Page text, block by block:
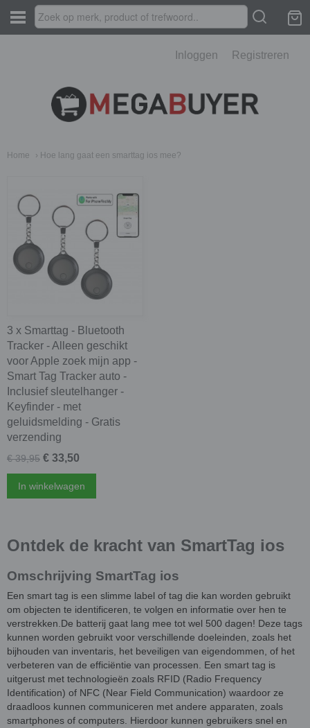
Inloggen Registreren
Home › Hoe lang gaat een smarttag ios mee?
3 x Smarttag - Bluetooth
Tracker - Alleen geschikt
voor Apple zoek mijn app -
Smart Tag Tracker auto -
Inclusief sleutelhanger -
Keyfinder - met
geluidsmelding - Gratis
verzending
€ 39,95 € 33,50
In winkelwagen
Ontdek de kracht van SmartTag ios
Omschrijving SmartTag ios
Een smart tag is een slimme label of tag die kan worden gebruikt
om objecten te identificeren, te volgen en informatie over hen te
verstrekken.De batterij gaat lang mee tot wel 500 dagen! Deze tags
kunnen worden gebruikt voor verschillende doeleinden, zoals het
bijhouden van inventaris, het beveiligen van eigendommen, of het
verbeteren van de efficiëntie van processen. Een smart tag is
uitgerust met technologieën zoals RFID (Radio Frequency
Identification) of NFC (Near Field Communication) waardoor ze
draadloos kunnen communiceren met andere apparaten, zoals
smartphones of computers. Hierdoor kunnen gebruikers snel en